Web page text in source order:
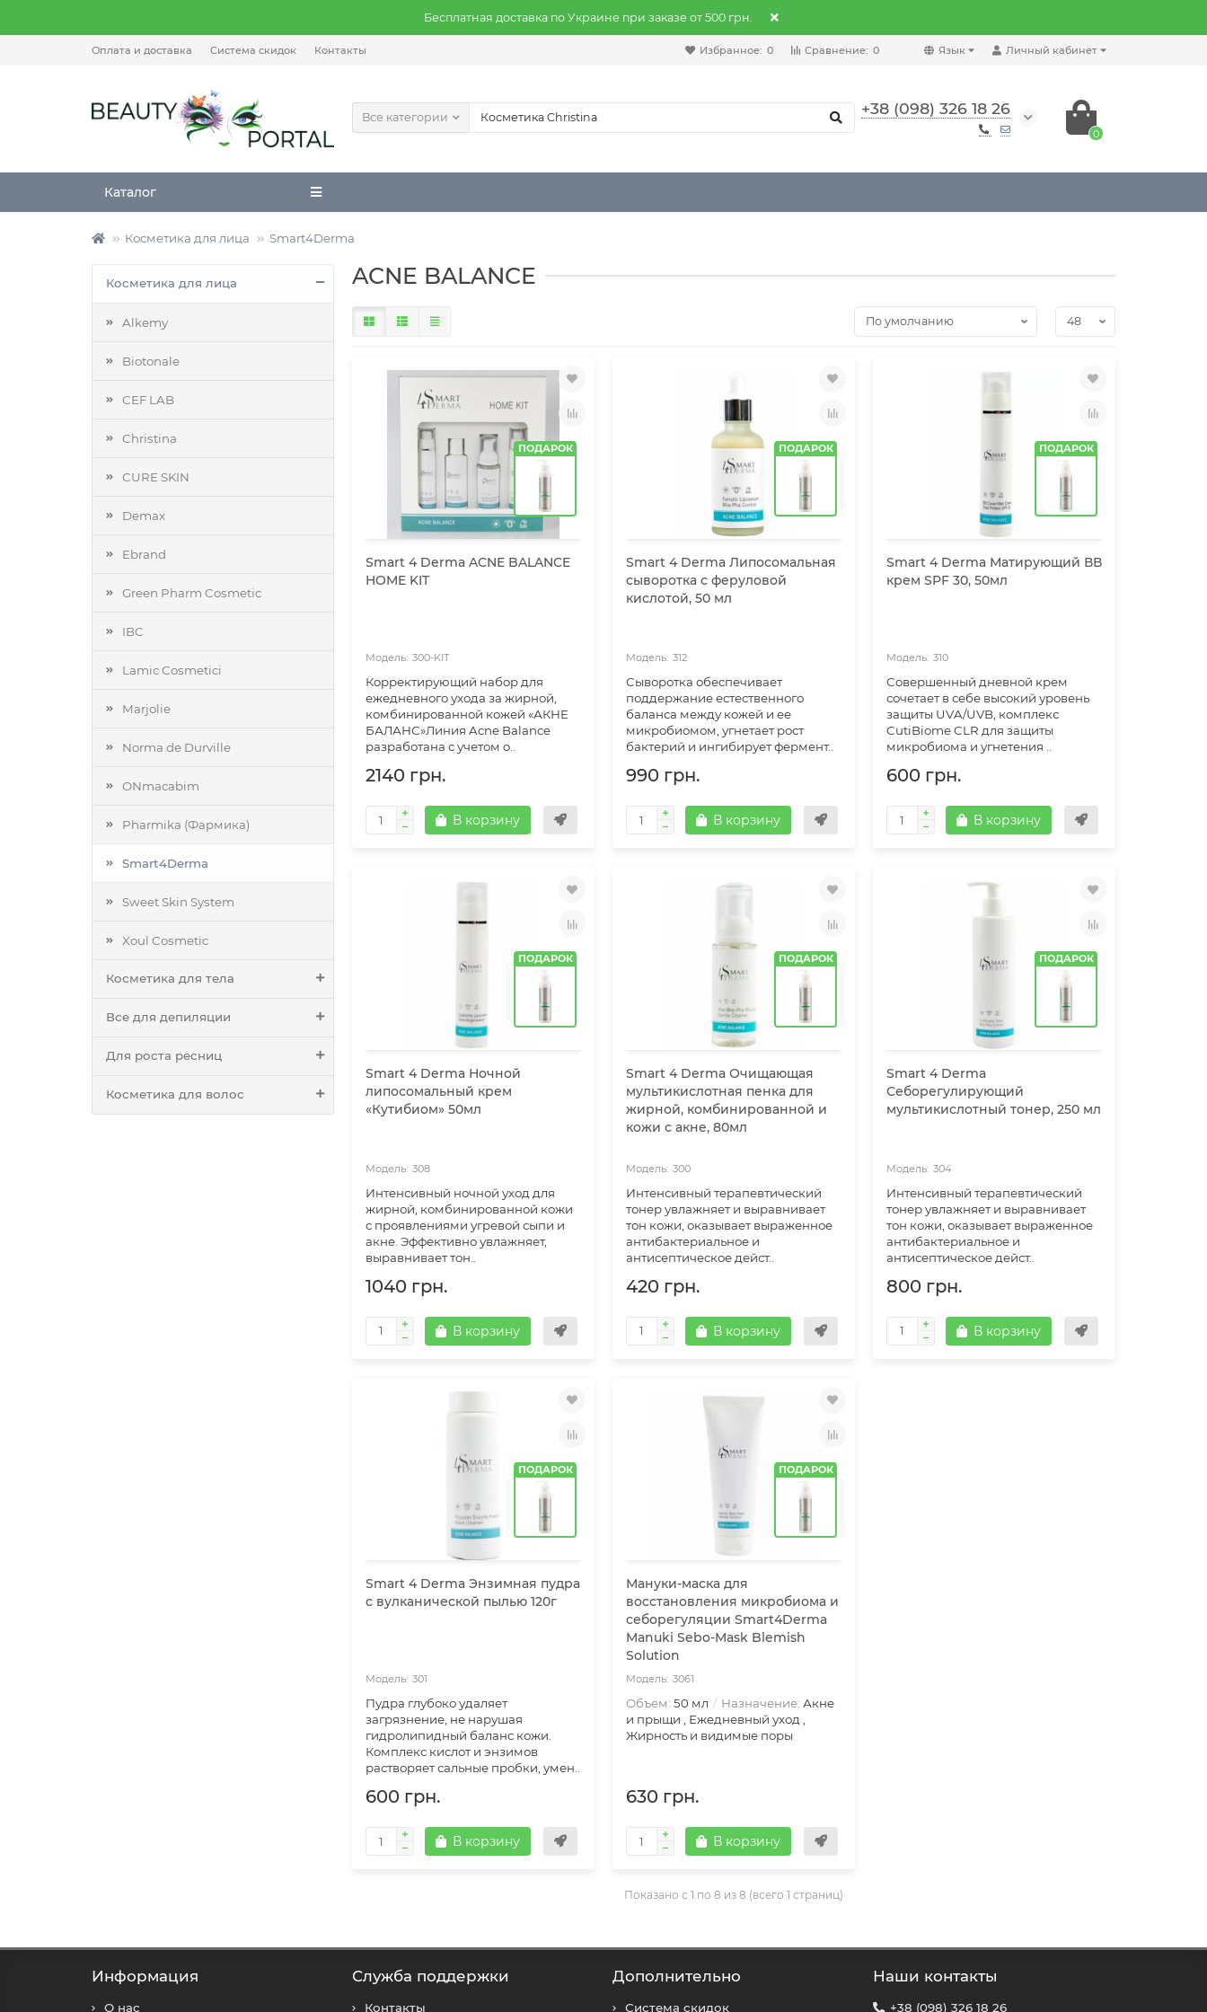
Бесплатная доставка по Украине при заказе от 500 грн.
Личный кабинет
Язык
Сравнение: 0
Избранное: 0
Оплата и доставка Система скидок Контакты
Все категории +38 (098) 326 18 26
0
Каталог
Косметика для лица Smart4Derma
Косметика для лица
Alkemy
Biotonale
CEF LAB
Christina
CURE SKIN
Demax
Ebrand
Green Pharm Cosmetic
IBC
Lamic Cosmetici
Marjolie
Norma de Durville
ONmacabim
Pharmika (Фармика)
Smart4Derma
Sweet Skin System
Xoul Cosmetic
Косметика для тела
Все для депиляции
Для роста ресниц
Косметика для волос
ACNE BALANCE
ПОДАРОК
Smart 4 Derma ACNE BALANCE
HOME KIT
300-KIT
Корректирующий набор для
ежедневного ухода за жирной,
комбинированной кожей «АКНЕ
БАЛАНС»Линия Acne Balance
разработана с учетом о..
2140 грн.
В корзину
ПОДАРОК
Smart 4 Derma Липосомальная
сыворотка с феруловой
кислотой, 50 мл
312
Сыворотка обеспечивает
поддержание естественного
баланса между кожей и ее
микробиомом, угнетает рост
бактерий и ингибирует фермент..
990 грн.
В корзину
ПОДАРОК
Smart 4 Derma Матирующий ВВ
крем SPF 30, 50мл
310
Совершенный дневной крем
сочетает в себе высокий уровень
защиты UVA/UVB, комплекс
CutiBiome CLR для защиты
микробиома и угнетения ..
600 грн.
В корзину
ПОДАРОК
Smart 4 Derma Ночной
липосомальный крем
«Кутибиом» 50мл
308
Интенсивный ночной уход для
жирной, комбинированной кожи
с проявлениями угревой сыпи и
акне. Эффективно увлажняет,
выравнивает тон..
1040 грн.
В корзину
ПОДАРОК
Smart 4 Derma Очищающая
мультикислотная пенка для
жирной, комбинированной и
кожи с акне, 80мл
300
Интенсивный терапевтический
тонер увлажняет и выравнивает
тон кожи, оказывает выраженное
антибактериальное и
антисептическое дейст..
420 грн.
В корзину
ПОДАРОК
Smart 4 Derma
Себорегулирующий
мультикислотный тонер, 250 мл
304
Интенсивный терапевтический
тонер увлажняет и выравнивает
тон кожи, оказывает выраженное
антибактериальное и
антисептическое дейст..
800 грн.
В корзину
ПОДАРОК
Smart 4 Derma Энзимная пудра
с вулканической пылью 120г
301
Пудра глубоко удаляет
загрязнение, не нарушая
гидролипидный баланс кожи.
Комплекс кислот и энзимов
растворяет сальные пробки, умен..
600 грн.
В корзину
ПОДАРОК
Мануки-маска для
восстановления микробиома и
себорегуляции Smart4Derma
Manuki Sebo-Mask Blemish
Solution
3061
Объем: 50 мл Назначение: Акне
и прыщи , Ежедневный уход ,
Жирность и видимые поры
630 грн.
В корзину
Показано с 1 по 8 из 8 (всего 1 страниц)
Информация
О нас
Служба поддержки
Контакты
Дополнительно
Система скидок
Наши контакты
+38 (098) 326 18 26